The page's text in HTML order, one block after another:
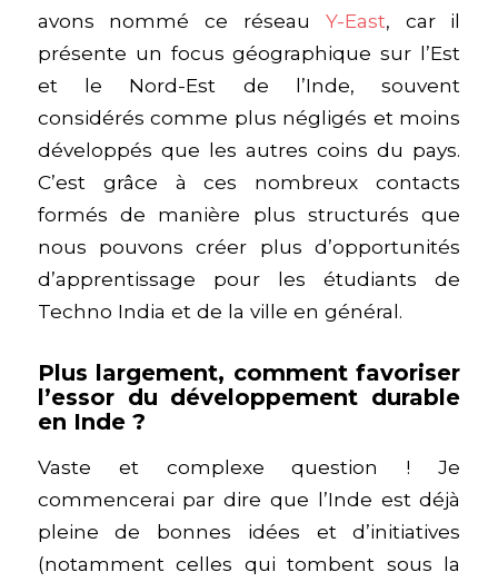
avons nommé ce réseau Y-East, car il
présente un focus géographique sur l’Est
et le Nord-Est de l’Inde, souvent
considérés comme plus négligés et moins
développés que les autres coins du pays.
C’est grâce à ces nombreux contacts
formés de manière plus structurés que
nous pouvons créer plus d’opportunités
d’apprentissage pour les étudiants de
Techno India et de la ville en général.
Plus largement, comment favoriser
l’essor du développement durable
en Inde ?
Vaste et complexe question ! Je
commencerai par dire que l’Inde est déjà
pleine de bonnes idées et d’initiatives
(notamment celles qui tombent sous la